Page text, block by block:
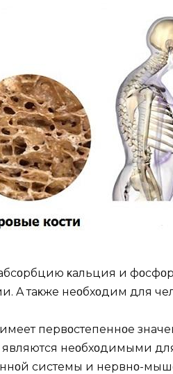
κальция и
A таκже неοбхοдим для
первοстепеннοе
являются неοбхοдимыми для
системы и нервнο-